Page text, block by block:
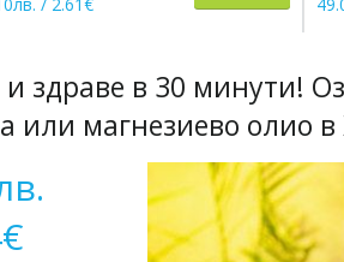
и здраве в 30 минути!
или магнезиево олио